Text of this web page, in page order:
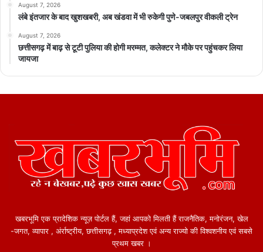
August 7, 2026
लंबे इंतजार के बाद खुशखबरी, अब खंडवा में भी रुकेगी पुणे-जबलपुर वीकली ट्रेन
August 7, 2026
छत्तीसगढ़ में बाढ़ से टूटी पुलिया की होगी मरम्मत, कलेक्टर ने मौके पर पहुंचकर लिया
जायजा
खबरभूमि एक प्रादेशिक न्यूज़ पोर्टल हैं, जहां आपको मिलती हैं राजनैतिक, मनोरंजन, खेल
-जगत, व्यापार , अंर्राष्ट्रीय, छत्तीसगढ़ , मध्याप्रदेश एवं अन्य राज्यो की विश्वशनीय एवं सबसे
प्रथम खबर ।